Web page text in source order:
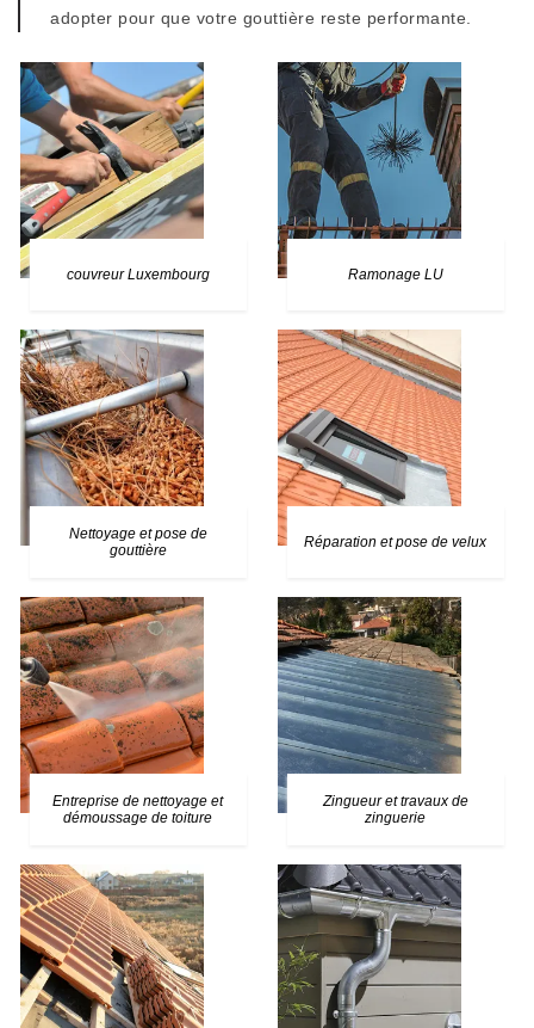
adopter pour que votre gouttière reste performante.
couvreur Luxembourg Ramonage LU
Nettoyage et pose de
gouttière
Réparation et pose de velux
Entreprise de nettoyage et
démoussage de toiture
Zingueur et travaux de
zinguerie